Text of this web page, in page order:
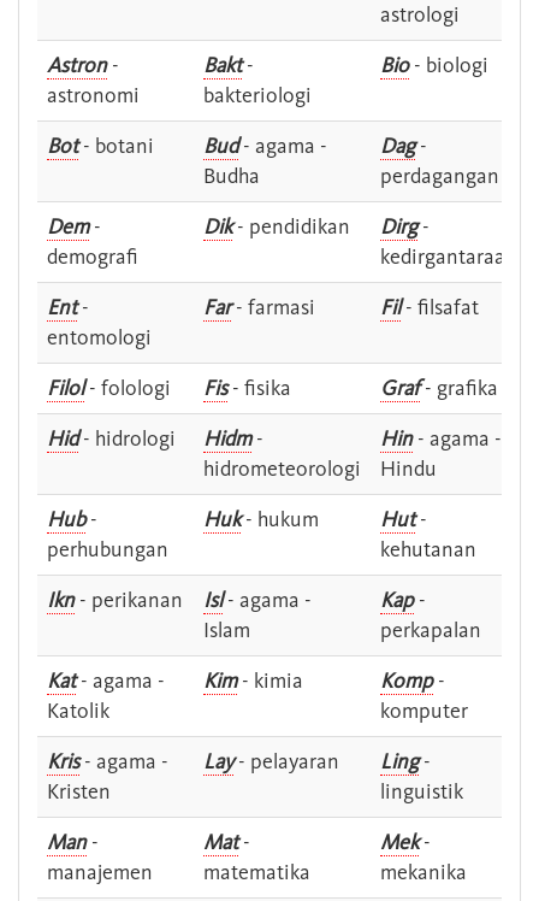
astrologi
Astron-
astronomi
Bakt-
bakteriologi
Bio- biologi
Bot- botani Bud- agama -
Budha
Dag-
perdagangan
Dem-
demografi
Dik- pendidikan Dirg-
kedirgantaraan
Ent-
entomologi
Far- farmasi Fil- filsafat
Filol- folologi Fis- fisika Graf- grafika
Hid- hidrologi Hidm-
hidrometeorologi
Hin- agama -
Hindu
Hub-
perhubungan
Huk- hukum Hut-
kehutanan
Ikn- perikanan Isl- agama -
Islam
Kap-
perkapalan
Kat- agama -
Katolik
Kim- kimia Komp-
komputer
Kris- agama -
Kristen
Lay- pelayaran Ling-
linguistik
Man-
manajemen
Mat-
matematika
Mek-
mekanika